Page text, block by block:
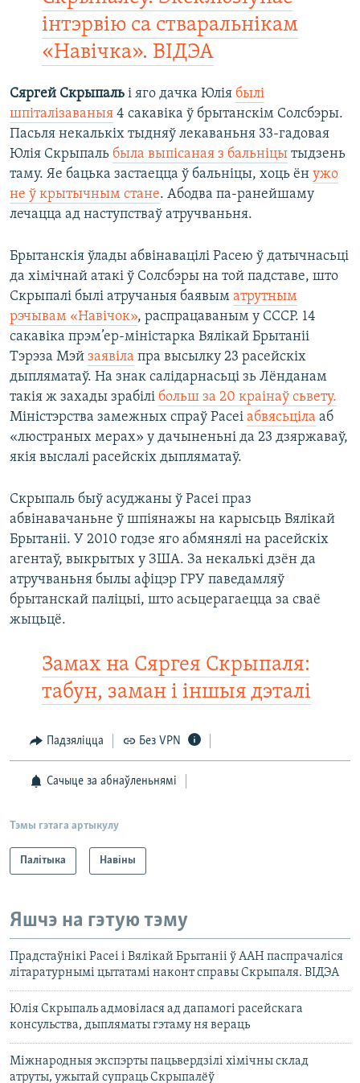
інтэрвію са стваральнікам
«Навічка». ВІДЭА
Сяргей Скрыпаль і яго дачка Юлія былі
шпіталізаваныя 4 сакавіка ў брытанскім Солсбэры.
Пасьля некалькіх тыдняў лекаваньня 33-гадовая
Юлія Скрыпаль была выпісаная з бальніцы тыдзень
таму. Яе бацька застаецца ў бальніцы, хоць ён ужо
не ў крытычным стане. Абодва па-ранейшаму
лечацца ад наступстваў атручваньня.
Брытанскія ўлады абвінавацілі Расею ў датычнасьці
да хімічнай атакі ў Солсбэры на той падставе, што
Скрыпалі былі атручаныя баявым атрутным
рэчывам «Навічок», распрацаваным у СССР. 14
сакавіка прэм’ер-міністарка Вялікай Брытаніі
Тэрэза Мэй заявіла пра высылку 23 расейскіх
дыпляматаў. На знак салідарнасьці зь Лёнданам
такія ж захады зрабілі больш за 20 краінаў сьвету.
Міністэрства замежных спраў Расеі абвясьціла аб
«люстраных мерах» у дачыненьні да 23 дзяржаваў,
якія выслалі расейскіх дыпляматаў.
Скрыпаль быў асуджаны ў Расеі праз
абвінавачаньне ў шпіянажы на карысьць Вялікай
Брытаніі. У 2010 годзе яго абмянялі на расейскіх
агентаў, выкрытых у ЗША. За некалькі дзён да
атручваньня былы афіцэр ГРУ паведамляў
брытанскай паліцыі, што асьцерагаецца за сваё
жыцьцё.
Замах на Сяргея Скрыпаля:
табун, заман і іншыя дэталі
Падзяліцца Без VPN
Сачыце за абнаўленьнямі
Тэмы гэтага артыкулу
Палітыка Навіны
Яшчэ на гэтую тэму
Прадстаўнікі Расеі і Вялікай Брытаніі ў ААН паспрачаліся
літаратурнымі цытатамі наконт справы Скрыпаля. ВІДЭА
Юлія Скрыпаль адмовілася ад дапамогі расейскага
консульства, дыпляматы гэтаму ня вераць
Міжнародныя экспэрты пацьвердзілі хімічны склад
атруты, ужытай супраць Скрыпалёў